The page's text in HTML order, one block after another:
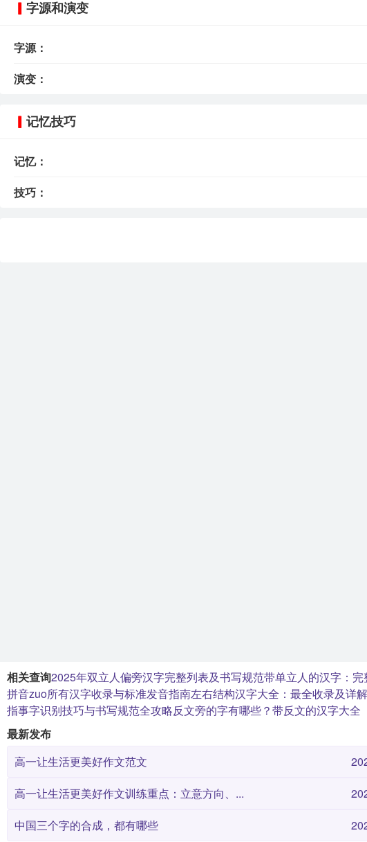
字源和演变
字源：
演变：
记忆技巧
记忆：
技巧：
相关查询2025年双立人偏旁汉字完整列表及书写规范带单立人的汉字：
拼音zuo所有汉字收录与标准发音指南左右结构汉字大全：最全收录及详解
指事字识别技巧与书写规范全攻略反文旁的字有哪些？带反文的汉字大全
最新发布
高一让生活更美好作文范文
高一让生活更美好作文训练重点：立意方向、...
中国三个字的合成，都有哪些